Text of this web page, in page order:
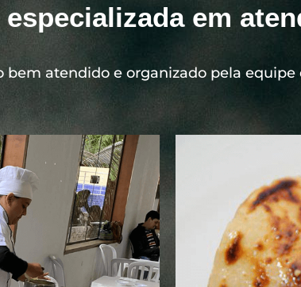
especializada em
bem atendido e organizado pela equipe